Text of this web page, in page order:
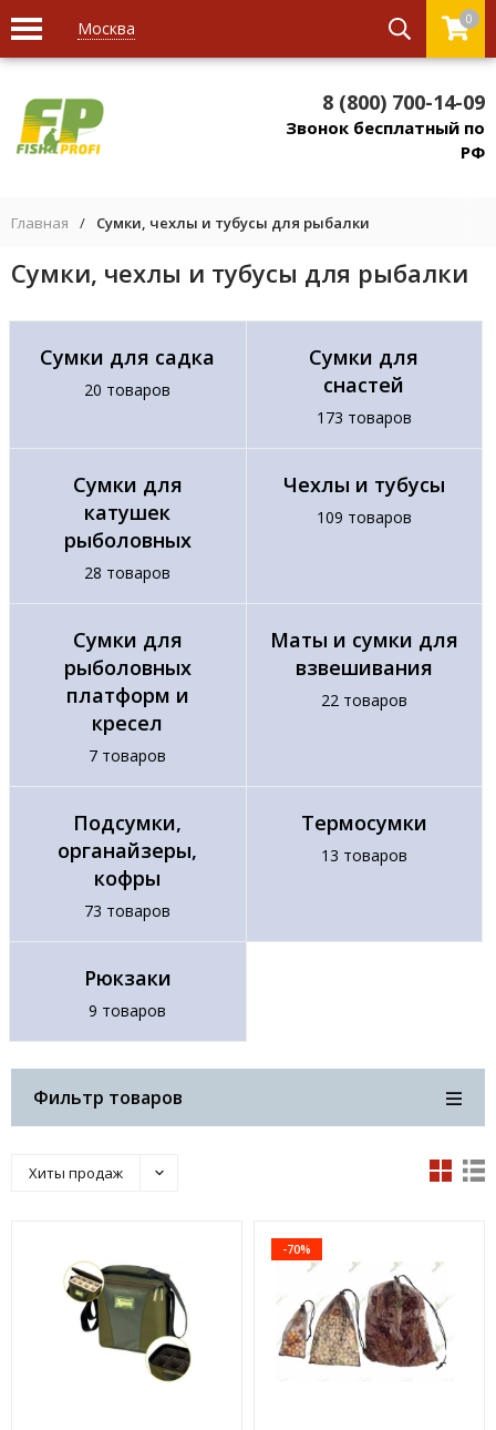
Москва 0
8 (800) 700-14-09
Звонок бесплатный по
РФ
Главная / Сумки, чехлы и тубусы для рыбалки
Сумки, чехлы и тубусы для рыбалки
Сумки для садка
20 товаров
Сумки для
снастей
173 товаров
Сумки для
катушек
рыболовных
28 товаров
Чехлы и тубусы
109 товаров
Сумки для
рыболовных
платформ и
кресел
7 товаров
Маты и сумки для
взвешивания
22 товаров
Подсумки,
органайзеры,
кофры
73 товаров
Термосумки
13 товаров
Рюкзаки
9 товаров
Фильтр товаров
Хиты продаж
-70%